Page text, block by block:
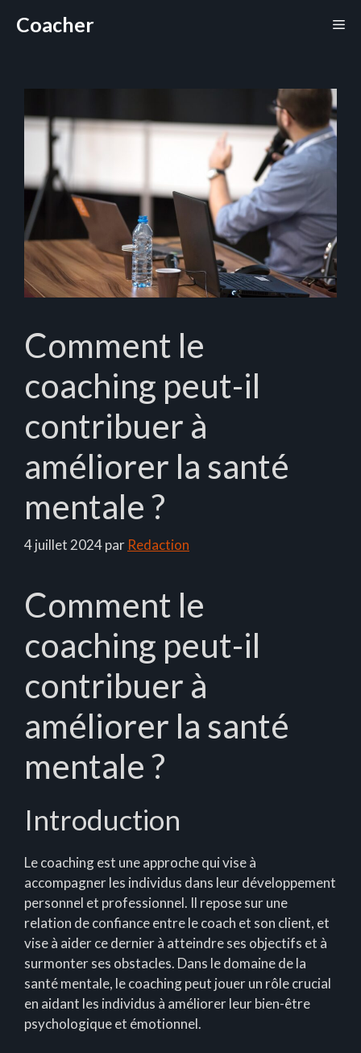
Coacher
Comment le
coaching peut-il
contribuer à
améliorer la santé
mentale ?
4 juillet 2024par Redaction
Comment le
coaching peut-il
contribuer à
améliorer la santé
mentale ?
Introduction
Le coaching est une approche qui vise à
accompagner les individus dans leur développement
personnel et professionnel. Il repose sur une
relation de confiance entre le coach et son client, et
vise à aider ce dernier à atteindre ses objectifs et à
surmonter ses obstacles. Dans le domaine de la
santé mentale, le coaching peut jouer un rôle crucial
en aidant les individus à améliorer leur bien-être
psychologique et émotionnel.